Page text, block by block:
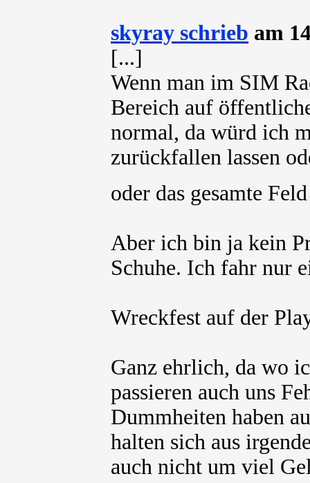
skyray schrieb am
[...]
Wenn man im SIM
Bereich auf
normal, da würd ich
zurückfallen lassen
oder das gesamte
Aber ich bin ja kein
Schuhe. Ich fahr nur
Wreckfest auf der
Ganz ehrlich, da wo
passieren auch uns
Dummheiten haben
halten sich aus
auch nicht um viel